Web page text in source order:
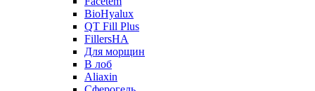
BioHyalux
QT Fill Plus
FillersHA
Для морщин
В лоб
Aliaxin